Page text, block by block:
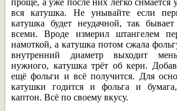
вся катушка. Не унывайте если
катушка будет неудачной, так
всеми. Вроде измерил штангелем
намоткой, а катушка потом сжала
внутренний диаметр выходит
нужного, катушка трёт об керн.
ещё фольги и всё получится. Для
катушки годится и фольга и
каптон. Всё по своему вкусу.